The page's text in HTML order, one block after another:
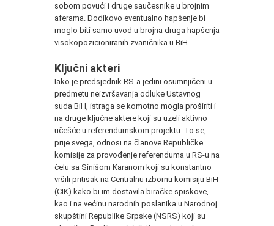
sobom povući i druge saučesnike u brojnim
aferama. Dodikovo eventualno hapšenje bi
moglo biti samo uvod u brojna druga hapšenja
visokopozicioniranih zvaničnika u BiH.
Ključni akteri
Iako je predsjednik RS-a jedini osumnjičeni u
predmetu neizvršavanja odluke Ustavnog
suda BiH, istraga se komotno mogla proširiti i
na druge ključne aktere koji su uzeli aktivno
učešće u referendumskom projektu. To se,
prije svega, odnosi na članove Republičke
komisije za provođenje referenduma u RS-u na
čelu sa Sinišom Karanom koji su konstantno
vršili pritisak na Centralnu izbornu komisiju BiH
(CIK) kako bi im dostavila biračke spiskove,
kao i na većinu narodnih poslanika u Narodnoj
skupštini Republike Srpske (NSRS) koji su